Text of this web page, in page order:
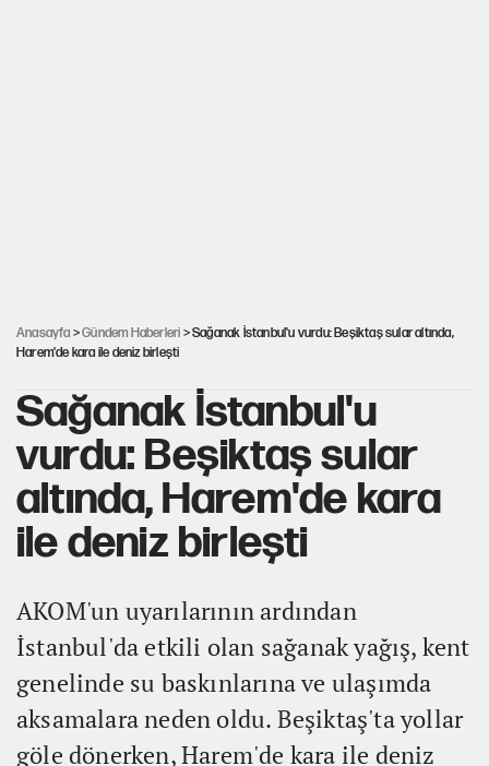
Anasayfa >Gündem Haberleri > Sağanak İstanbul'u vurdu: Beşiktaş sular altında,
Harem'de kara ile deniz birleşti
Sağanak İstanbul'u
vurdu: Beşiktaş sular
altında, Harem'de kara
ile deniz birleşti
AKOM'un uyarılarının ardından
İstanbul'da etkili olan sağanak yağış, kent
genelinde su baskınlarına ve ulaşımda
aksamalara neden oldu. Beşiktaş'ta yollar
göle dönerken, Harem'de kara ile deniz